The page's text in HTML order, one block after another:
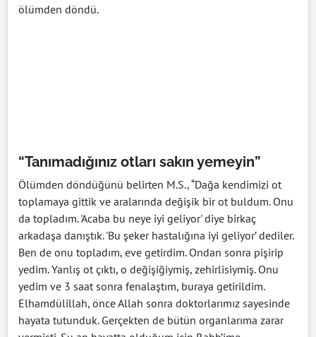
ölümden döndü.
“Tanımadığınız otları sakın yemeyin”
Ölümden döndüğünü belirten M.S., “Dağa kendimizi ot
toplamaya gittik ve aralarında değişik bir ot buldum. Onu
da topladım. 'Acaba bu neye iyi geliyor' diye birkaç
arkadaşa danıştık. 'Bu şeker hastalığına iyi geliyor’ dediler.
Ben de onu topladım, eve getirdim. Ondan sonra pişirip
yedim. Yanlış ot çıktı, o değişiğiymiş, zehirlisiymiş. Onu
yedim ve 3 saat sonra fenalaştım, buraya getirildim.
Elhamdülillah, önce Allah sonra doktorlarımız sayesinde
hayata tutunduk. Gerçekten de bütün organlarıma zarar